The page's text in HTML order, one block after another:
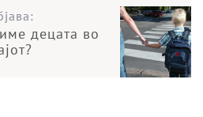
децата во